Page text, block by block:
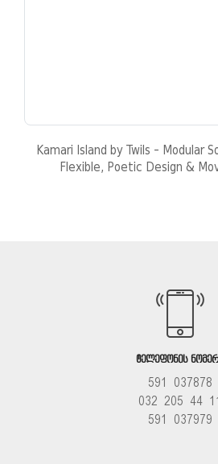
Kamari Island by Twils - Modular
Flexible, Poetic Design &
ᲢᲔᲚᲔᲤᲝᲜᲘᲡ
591 037878
032 205 44
591 037979